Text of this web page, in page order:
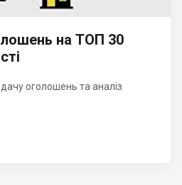
на ТОП 30
оголошень та аналіз